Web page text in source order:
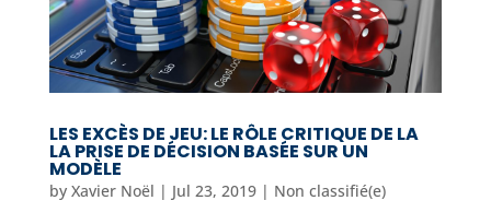
LES EXCÈS DE JEU: LE RÔLE CRITIQUE DE LA
LA PRISE DE DÉCISION BASÉE SUR UN
MODÈLE
by Xavier Noël | Jul 23, 2019| Non classifié(e)